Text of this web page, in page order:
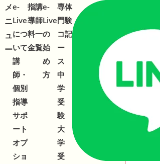
メ
ニ
ュ
ー
メ
ニ
ュ
ー
e-
Live
につ
いて
講
師・
個別
指導
サポ
ート
オプ
ショ
指
導
料
金
講
師
一
覧
e-
Live
の
始
め
方
専
門
コ
ー
ス
中
学
受
験
大
学
受
体
験
記